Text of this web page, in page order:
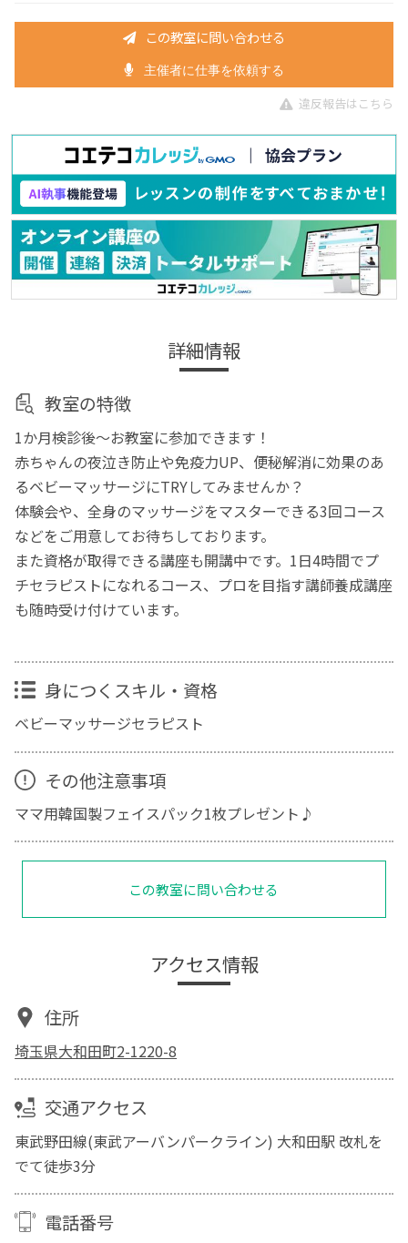
この教室に問い合わせる
主催者に仕事を依頼する
違反報告はこちら
詳細情報
教室の特徴
1か月検診後～お教室に参加できます！
赤ちゃんの夜泣き防止や免疫力UP、便秘解消に効果のあ
るベビーマッサージにTRYしてみませんか？
体験会や、全身のマッサージをマスターできる3回コース
などをご用意してお待ちしております。
また資格が取得できる講座も開講中です。1日4時間でプ
チセラピストになれるコース、プロを目指す講師養成講座
も随時受け付けています。
身につくスキル・資格
ベビーマッサージセラピスト
その他注意事項
ママ用韓国製フェイスパック1枚プレゼント♪
この教室に問い合わせる
アクセス情報
住所
埼玉県大和田町2-1220-8
交通アクセス
東武野田線(東武アーバンパークライン) 大和田駅 改札を
でて徒歩3分
電話番号